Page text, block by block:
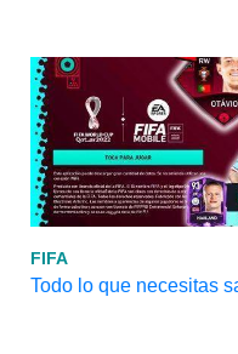
FIFA
Todo lo que necesitas